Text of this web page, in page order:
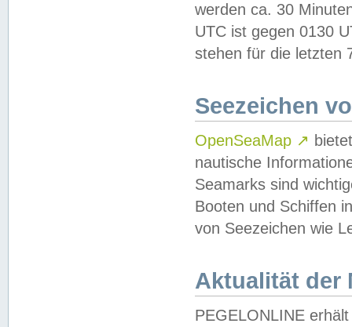
werden ca. 30
UTC ist gegen 0130
stehen für die letzten
Seezeichen
OpenSeaMap ↗
nautische
Seamarks sind
Booten und Schiffen
von Seezeichen wie
Aktualität der
PEGELONLINE